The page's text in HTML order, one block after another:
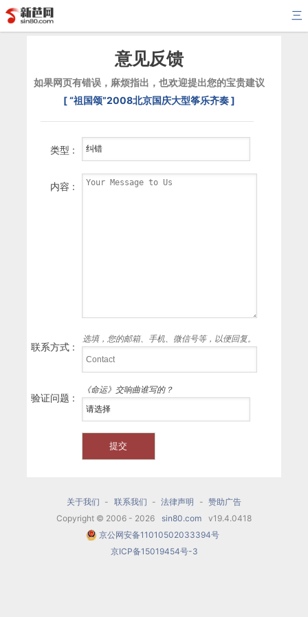
三
意见反馈
如果网页有错误，麻烦指出，也欢迎提出您的宝贵建议
[ “祖国颂”2008北京国庆大型筝乐齐奏 ]
类型 :
内容 :
联系方式 :
选填，您的邮箱、手机、微信号等，以便回复。
验证问题 :
《命运》交响曲谁写的？
关于我们 - 联系我们 - 法律声明 - 赞助广告
Copyright © 2006 - 2026
sin80.com
v19.4.0418
京公网安备11010502033394号
京ICP备15019454号-3